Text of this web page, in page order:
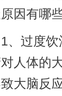
因有哪
过度饮酒
人体的
大脑反